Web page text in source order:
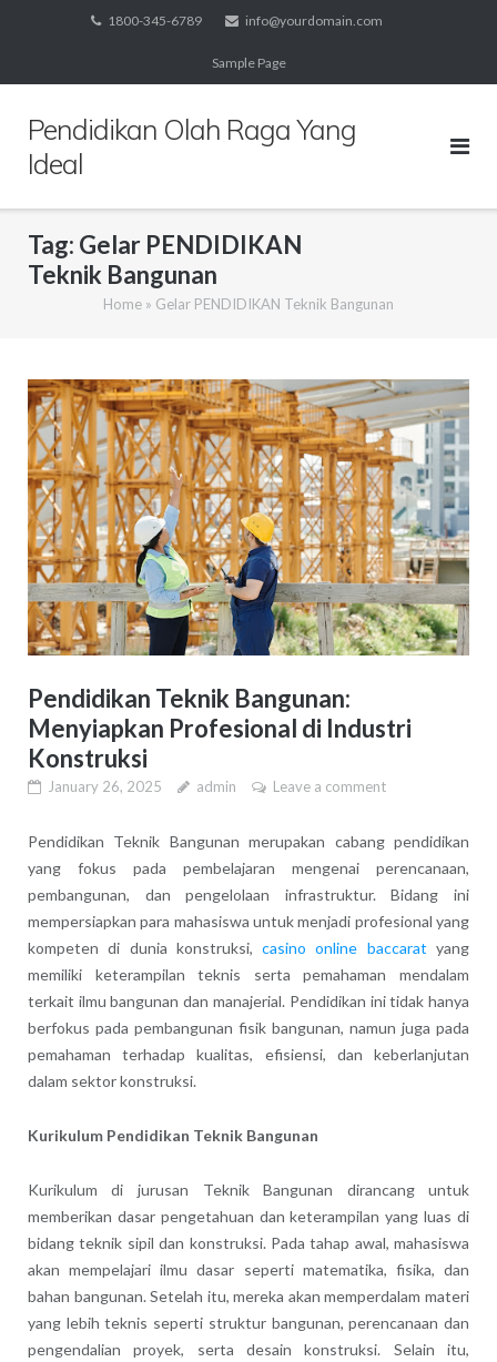
1800-345-6789 info@yourdomain.com
Sample Page
Pendidikan Olah Raga Yang
Ideal
Tag: Gelar PENDIDIKAN
Teknik Bangunan
Home » Gelar PENDIDIKAN Teknik Bangunan
Pendidikan Teknik Bangunan:
Menyiapkan Profesional di Industri
Konstruksi
January 26, 2025 admin Leave a comment
Pendidikan Teknik Bangunan merupakan cabang pendidikan
yang fokus pada pembelajaran mengenai perencanaan,
pembangunan, dan pengelolaan infrastruktur. Bidang ini
mempersiapkan para mahasiswa untuk menjadi profesional yang
kompeten di dunia konstruksi,casino online baccarat yang
memiliki keterampilan teknis serta pemahaman mendalam
terkait ilmu bangunan dan manajerial. Pendidikan ini tidak hanya
berfokus pada pembangunan fisik bangunan, namun juga pada
pemahaman terhadap kualitas, efisiensi, dan keberlanjutan
dalam sektor konstruksi.
Kurikulum Pendidikan Teknik Bangunan
Kurikulum di jurusan Teknik Bangunan dirancang untuk
memberikan dasar pengetahuan dan keterampilan yang luas di
bidang teknik sipil dan konstruksi. Pada tahap awal, mahasiswa
akan mempelajari ilmu dasar seperti matematika, fisika, dan
bahan bangunan. Setelah itu, mereka akan memperdalam materi
yang lebih teknis seperti struktur bangunan, perencanaan dan
pengendalian proyek, serta desain konstruksi. Selain itu,